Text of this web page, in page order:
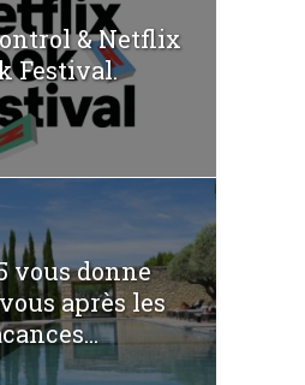
& Netflix
Festival.
vous donne
après les